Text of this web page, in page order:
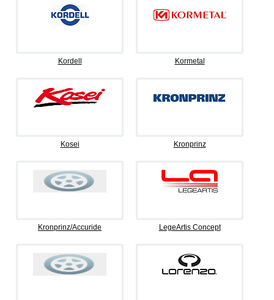
Kordell Kormetal
Kosei Kronprinz
Kronprinz/Accuride LegeArtis Concept